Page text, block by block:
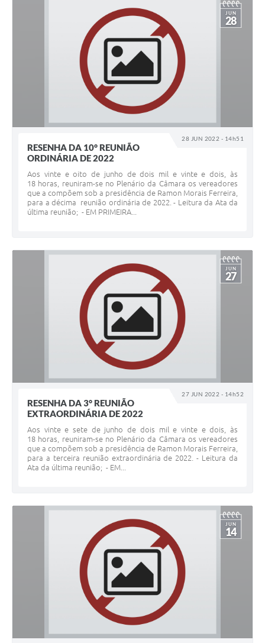
28 JUN 2022 - 14h51
JUN
28
RESENHA DA 10° REUNIÃO
ORDINÁRIA DE 2022
Aos vinte e oito de junho de dois mil e vinte e dois, às
18 horas, reuniram-se no Plenário da Câmara os vereadores
que a compõem sob a presidência de Ramon Morais Ferreira,
para a décima reunião ordinária de 2022. - Leitura da Ata da
última reunião; - EM PRIMEIRA...
27 JUN 2022 - 14h52
JUN
27
RESENHA DA 3° REUNIÃO
EXTRAORDINÁRIA DE 2022
Aos vinte e sete de junho de dois mil e vinte e dois, às
18 horas, reuniram-se no Plenário da Câmara os vereadores
que a compõem sob a presidência de Ramon Morais Ferreira,
para a terceira reunião extraordinária de 2022. - Leitura da
Ata da última reunião; - EM...
JUN
14